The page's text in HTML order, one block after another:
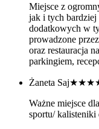
Miejsce z
jak i tych
dodatkowych w
prowadzone
oraz restauracja
parkingiem,
Żaneta Saj
Ważne miejsce
sportu/